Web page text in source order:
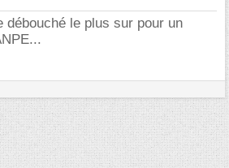
débouché le plus sur pour un